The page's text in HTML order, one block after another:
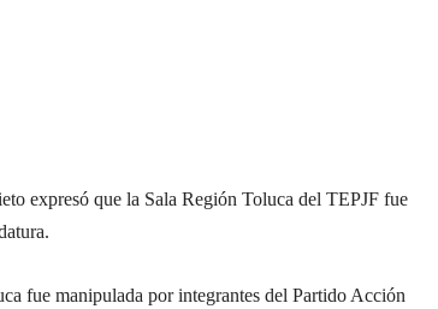
expresó que la Sala Región Toluca del TEPJF fue
fue manipulada por integrantes del Partido Acción